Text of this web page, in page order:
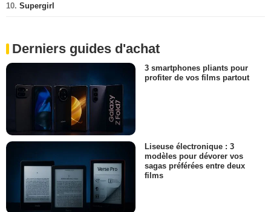
10. Supergirl
Derniers guides d'achat
3 smartphones pliants pour
profiter de vos films partout
Liseuse électronique : 3
modèles pour dévorer vos
sagas préférées entre deux
films